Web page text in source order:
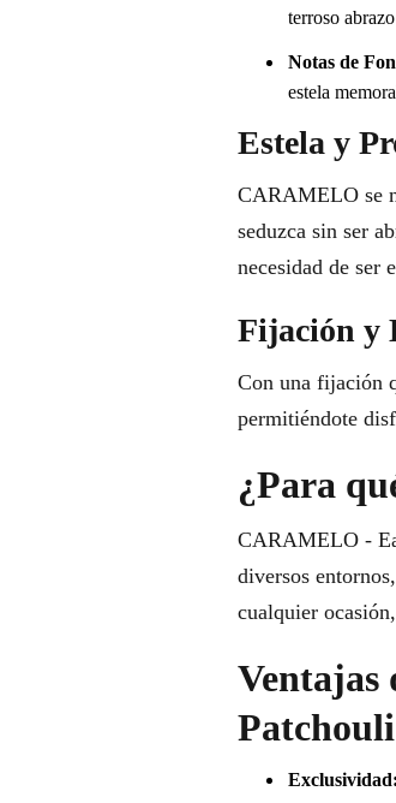
terroso
Notas de
estela
Estela y
CARAMELO se
seduzca sin ser
necesidad de ser
Fijación y
Con una fijación
permitiéndote
¿Para
CARAMELO -
diversos
cualquier
Ventajas
Exclusividad: